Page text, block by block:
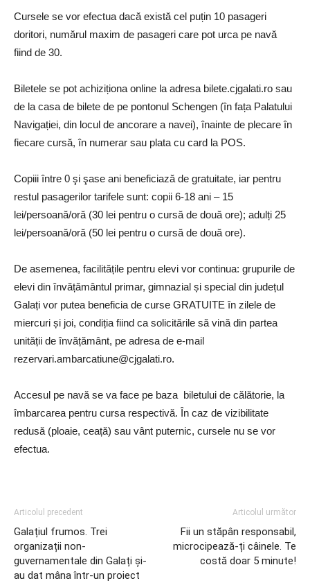
Cursele se vor efectua dacă există cel puțin 10 pasageri
doritori, numărul maxim de pasageri care pot urca pe navă
fiind de 30.
Biletele se pot achiziționa online la adresa bilete.cjgalati.ro sau
de la casa de bilete de pe pontonul Schengen (în fața Palatului
Navigației, din locul de ancorare a navei), înainte de plecare în
fiecare cursă, în numerar sau plata cu card la POS.
Copiii între 0 şi şase ani beneficiază de gratuitate, iar pentru
restul pasagerilor tarifele sunt: copii 6-18 ani – 15
lei/persoană/oră (30 lei pentru o cursă de două ore); adulți 25
lei/persoană/oră (50 lei pentru o cursă de două ore).
De asemenea, facilitățile pentru elevi vor continua: grupurile de
elevi din învățământul primar, gimnazial și special din județul
Galați vor putea beneficia de curse GRATUITE în zilele de
miercuri și joi, condiția fiind ca solicitările să vină din partea
unității de învățământ, pe adresa de e-mail
rezervari.ambarcatiune@cjgalati.ro.
Accesul pe navă se va face pe baza biletului de călătorie, la
îmbarcarea pentru cursa respectivă. În caz de vizibilitate
redusă (ploaie, ceață) sau vânt puternic, cursele nu se vor
efectua.
Articolul precedent
Galațiul frumos. Trei
organizații non-
guvernamentale din Galați și-
au dat mâna într-un proiect
Articolul următor
Fii un stăpân responsabil,
microcipează-ți câinele. Te
costă doar 5 minute!